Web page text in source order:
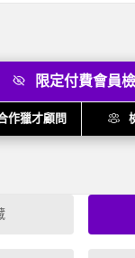
選
限定付費會員
作獵才顧問